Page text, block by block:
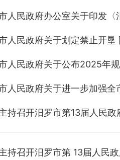
市人民政府办公室关于印发
市人民政府关于划定禁止开
市人民政府关于公布2025年
市人民政府关于进一步加强
持召开汨罗市第13届人民
持召开汨罗市第 13届人民